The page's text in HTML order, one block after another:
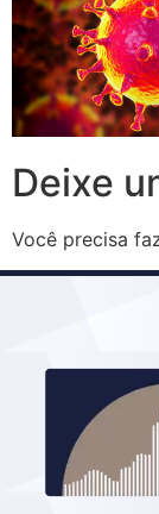
Deixe
Você precisa